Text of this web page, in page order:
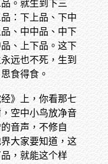
。就生到下三
：下上品、下中
、中中品、中下
、上下品。这下
远也不死，生到
食得食。
》上，你看那七
空中小鸟放净音
音声，不修自
大家要知道，这
，就能这个样